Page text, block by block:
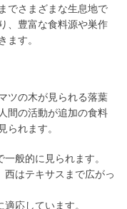
でさまざまな生息地で
、豊富な食料源や巣作
ます。
ツの木が見られる落葉
間の活動が追加の食料
られます。
般的に見られます。
はテキサスまで広がっ
応しています。